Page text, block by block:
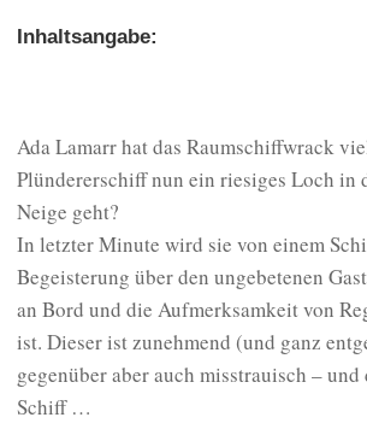
Inhaltsangabe:
Ada Lamarr hat das Raumschiffwrack
Plündererschiff nun ein riesiges Loch in
Neige geht?
In letzter Minute wird sie von einem
Begeisterung über den ungebetenen
an Bord und die Aufmerksamkeit von
ist. Dieser ist zunehmend (und ganz
gegenüber aber auch misstrauisch –
Schiff …